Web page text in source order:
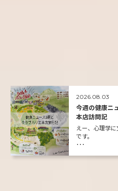
2026.08.03
今週の健康ニ
本店訪問記
えー、心理学
です。
･･･